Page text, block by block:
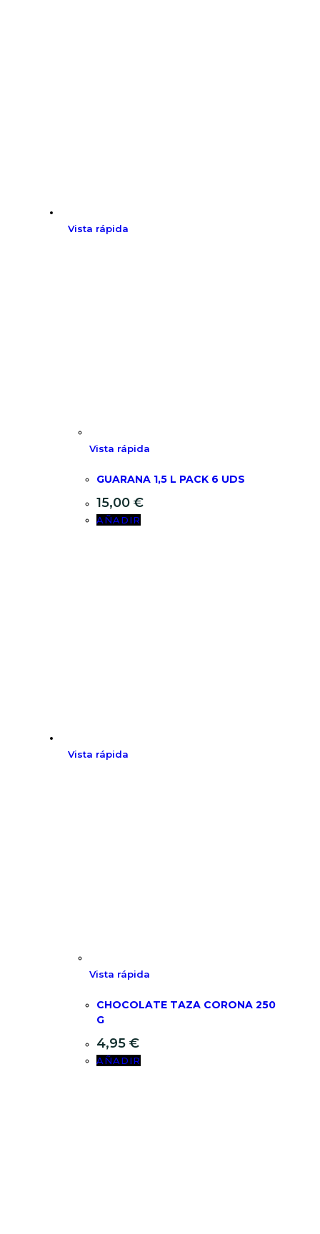
Vista rápida
Vista rápida
GUARANA 1,5 L PACK 6 UDS
15,00 €
AÑADIR
Vista rápida
Vista rápida
CHOCOLATE TAZA CORONA 250
G
4,95 €
AÑADIR